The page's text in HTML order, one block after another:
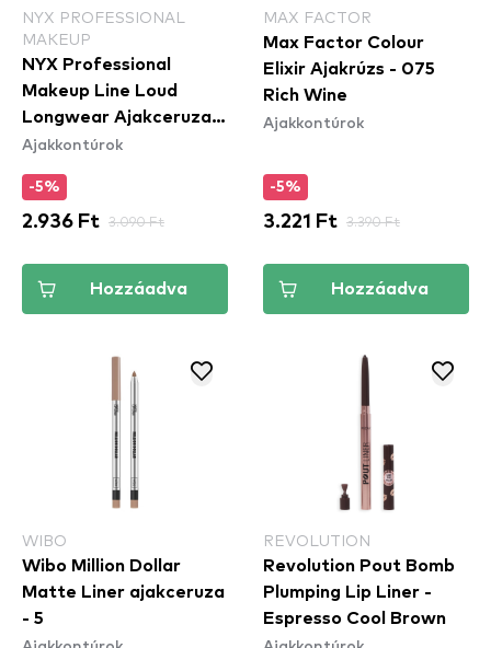
NYX PROFESSIONAL
MAKEUP
NYX Professional
Makeup Line Loud
Longwear Ajakceruza -
Daring Damsel
Ajakkontúrok
-5%
2.936 Ft 3.090 Ft
Hozzáadva
MAX FACTOR
Max Factor Colour
Elixir Ajakrúzs - 075
Rich Wine
Ajakkontúrok
-5%
3.221 Ft 3.390 Ft
Hozzáadva
WIBO
Wibo Million Dollar
Matte Liner ajakceruza
- 5
REVOLUTION
Revolution Pout Bomb
Plumping Lip Liner -
Espresso Cool Brown